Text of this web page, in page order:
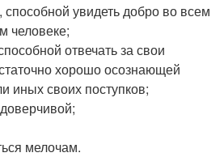
увидеть добро во всем
человеке;
отвечать за свои
хорошо осознающей
иных своих поступков;
мелочам.